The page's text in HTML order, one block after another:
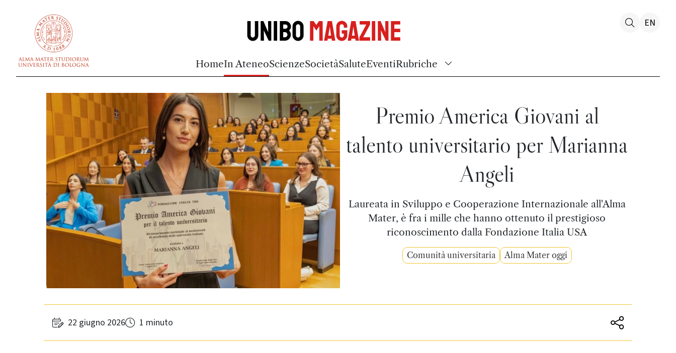
UniboMagazine
HomeIn AteneoScienzeSocietàSaluteEventiRubriche
EN
Premio America Giovani al
talento universitario per Marianna
Angeli
Laureata in Sviluppo e Cooperazione Internazionale all'Alma
Mater, è fra i mille che hanno ottenuto il prestigioso
riconoscimento dalla Fondazione Italia USA
Comunità universitaria Alma Mater oggi
22 giugno 2026 1 minuto